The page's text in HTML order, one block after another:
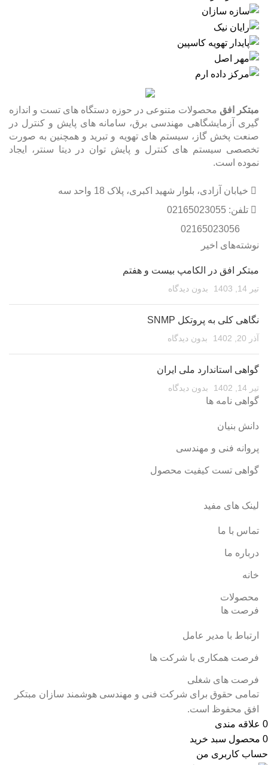
مبتکر افق محصولات متنوعی در حوزه دستگاه های تست و اندازه
گیری آزمایشگاهی مهندسی برق، سامانه های پایش و کنترل در
صنعت پخش گاز، سیستم های تهویه و تبرید و همچنین به صورت
تخصصی سیستم های کنترل و پایش توان در دیتا سنتر، ایجاد
نموده است.
خیابان آزادی، بلوار شهید اکبری، پلاک 18 واحد سه
تلفن: 02165023055
نوشته‌های اخیر
مبتکر افق در الکامپ بیست و هفتم
تیر 14, 1403 بدون دیدگاه
نگاهی کلی به پروتکل SNMP
آذر 20, 1402 بدون دیدگاه
گواهی استاندارد ملی ایران
تیر 14, 1402 بدون دیدگاه
گواهی نامه ها
دانش بنیان
پروانه فنی و مهندسی
گواهی تست کیفیت محصول
لینک های مفید
تماس با ما
درباره ما
خانه
محصولات
فرصت ها
ارتباط با مدیر عامل
فرصت همکاری با شرکت ها
فرصت های شغلی
تمامی حقوق برای شرکت فنی و مهندسی هوشمند سازان مبتکر
افق محفوظ است.
0 علاقه مندی
0 محصول سبد خرید
حساب کاربری من